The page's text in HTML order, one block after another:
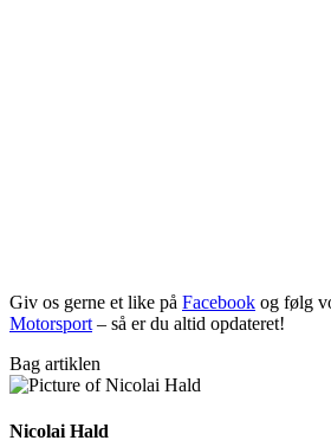
Giv os gerne et like på Facebook og følg
Motorsport – så er du altid opdateret!
Bag artiklen
Nicolai Hald